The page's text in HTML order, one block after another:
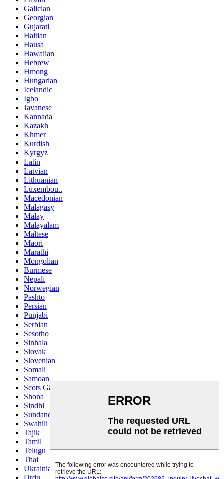
Galician
Georgian
Gujarati
Haitian
Hausa
Hawaiian
Hebrew
Hmong
Hungarian
Icelandic
Igbo
Javanese
Kannada
Kazakh
Khmer
Kurdish
Kyrgyz
Latin
Latvian
Lithuanian
Luxembou..
Macedonian
Malagasy
Malay
Malayalam
Maltese
Maori
Marathi
Mongolian
Burmese
Nepali
Norwegian
Pashto
Persian
Punjabi
Serbian
Sesotho
Sinhala
Slovak
Slovenian
Somali
Samoan
Scots Gaelic
Shona
Sindhi
Sundanese
Swahili
Tajik
Tamil
Telugu
Thai
Ukrainian